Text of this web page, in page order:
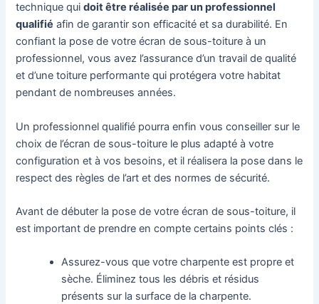
technique quidoit être réalisée par un professionnel
qualifié afin de garantir son efficacité et sa durabilité. En
confiant la pose de votre écran de sous-toiture à un
professionnel, vous avez l’assurance d’un travail de qualité
et d’une toiture performante qui protégera votre habitat
pendant de nombreuses années.
Un professionnel qualifié pourra enfin vous conseiller sur le
choix de l’écran de sous-toiture le plus adapté à votre
configuration et à vos besoins, et il réalisera la pose dans le
respect des règles de l’art et des normes de sécurité.
Avant de débuter la pose de votre écran de sous-toiture, il
est important de prendre en compte certains points clés :
Assurez-vous que votre charpente est propre et
sèche. Éliminez tous les débris et résidus
présents sur la surface de la charpente.